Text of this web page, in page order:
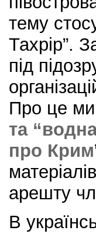
тему
Тахрір”.
під
Про це ми
та
про Крим
арешту
В